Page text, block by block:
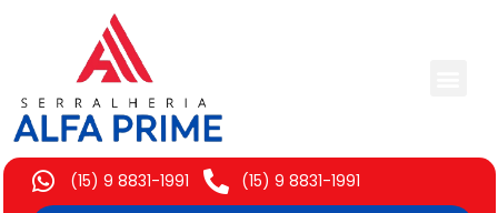
(15) 9 8831-1991 (15) 9 8831-1991